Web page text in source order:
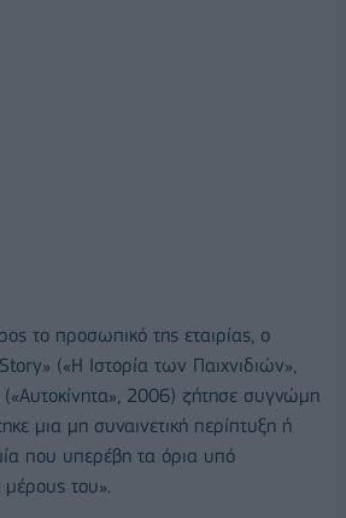
το προσωπικό της εταιρίας, ο
(«Η Ιστορία των Παιχνιδιών»,
2006) ζήτησε συγνώμη
μια μη συναινετική περίπτυξη ή
που υπερέβη τα όρια υπό
του».